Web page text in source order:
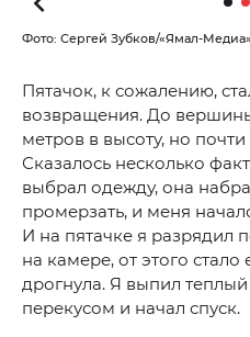
Фото: Сергей Зубков/«Ямал-Медиа»
Пятачок, к сожалению,
возвращения. До
метров в высоту, но
Сказалось несколько
выбрал одежду, она
промерзать, и меня
И на пятачке я разрядил
на камере, от этого
дрогнула. Я выпил
перекусом и начал спуск.